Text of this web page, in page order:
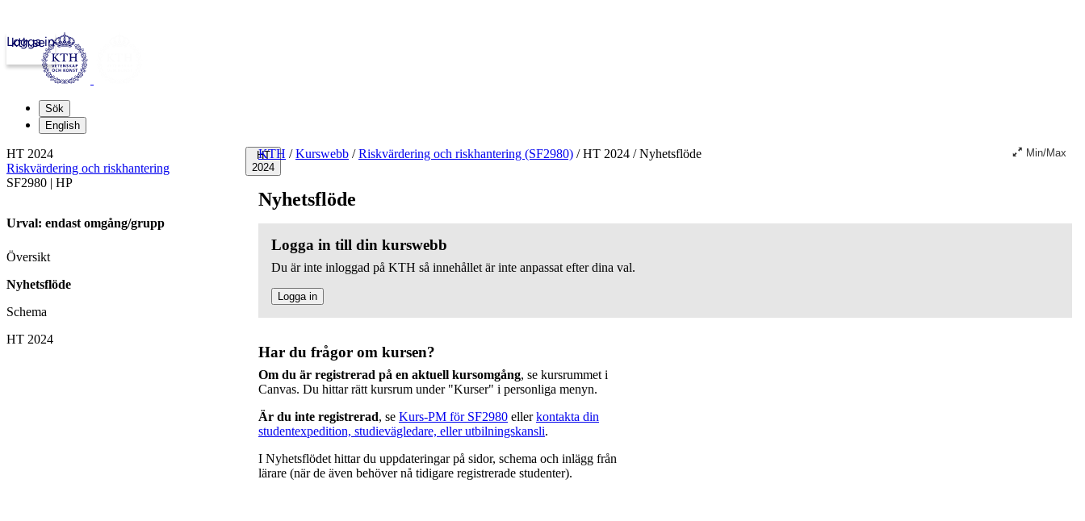
kth.se
Logga in
Sök
English
HT
2024
KTH / Kurswebb / Riskvärdering och riskhantering (SF2980) /HT 2024 /Nyhetsflöde Min/Max
Nyhetsflöde
Logga in till din kurswebb
Du är inte inloggad på KTH så innehållet är inte anpassat efter dina val.
Logga in
Har du frågor om kursen?
Om du är registrerad på en aktuell kursomgång, se kursrummet i
Canvas. Du hittar rätt kursrum under "Kurser" i personliga menyn.
Är du inte registrerad, se Kurs-PM för SF2980 ellerkontakta din
studentexpedition, studievägledare, eller utbilningskansli.
I Nyhetsflödet hittar du uppdateringar på sidor, schema och inlägg från
lärare (när de även behöver nå tidigare registrerade studenter).
HT 2024
Riskvärdering och riskhantering
SF2980 | HP
Urval: endast omgång/grupp
Översikt
Nyhetsflöde
Schema
HT 2024